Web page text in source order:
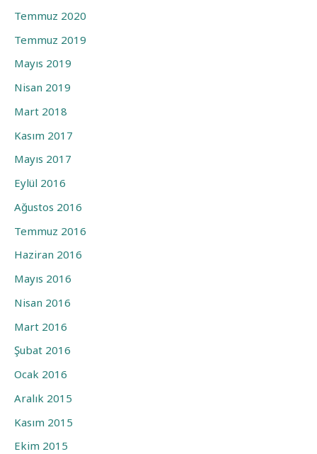
Temmuz 2020
Temmuz 2019
Mayıs 2019
Nisan 2019
Mart 2018
Kasım 2017
Mayıs 2017
Eylül 2016
Ağustos 2016
Temmuz 2016
Haziran 2016
Mayıs 2016
Nisan 2016
Mart 2016
Şubat 2016
Ocak 2016
Aralık 2015
Kasım 2015
Ekim 2015